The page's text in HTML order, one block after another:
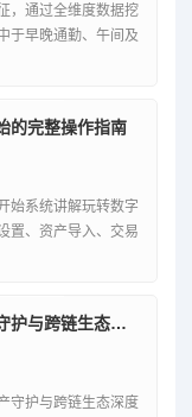
，通过全维度数据挖
于早晚通勤、午间及
的完整操作指南
始系统讲解玩转数字
置、资产导入、交易
数字钱包进阶掌控术，资产守护与跨链生态深度操作指南
守护与跨链生态深度